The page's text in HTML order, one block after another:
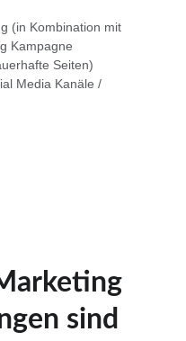
(in Kombination mit
Kampagne
Seiten)
Media Kanäle /
sind